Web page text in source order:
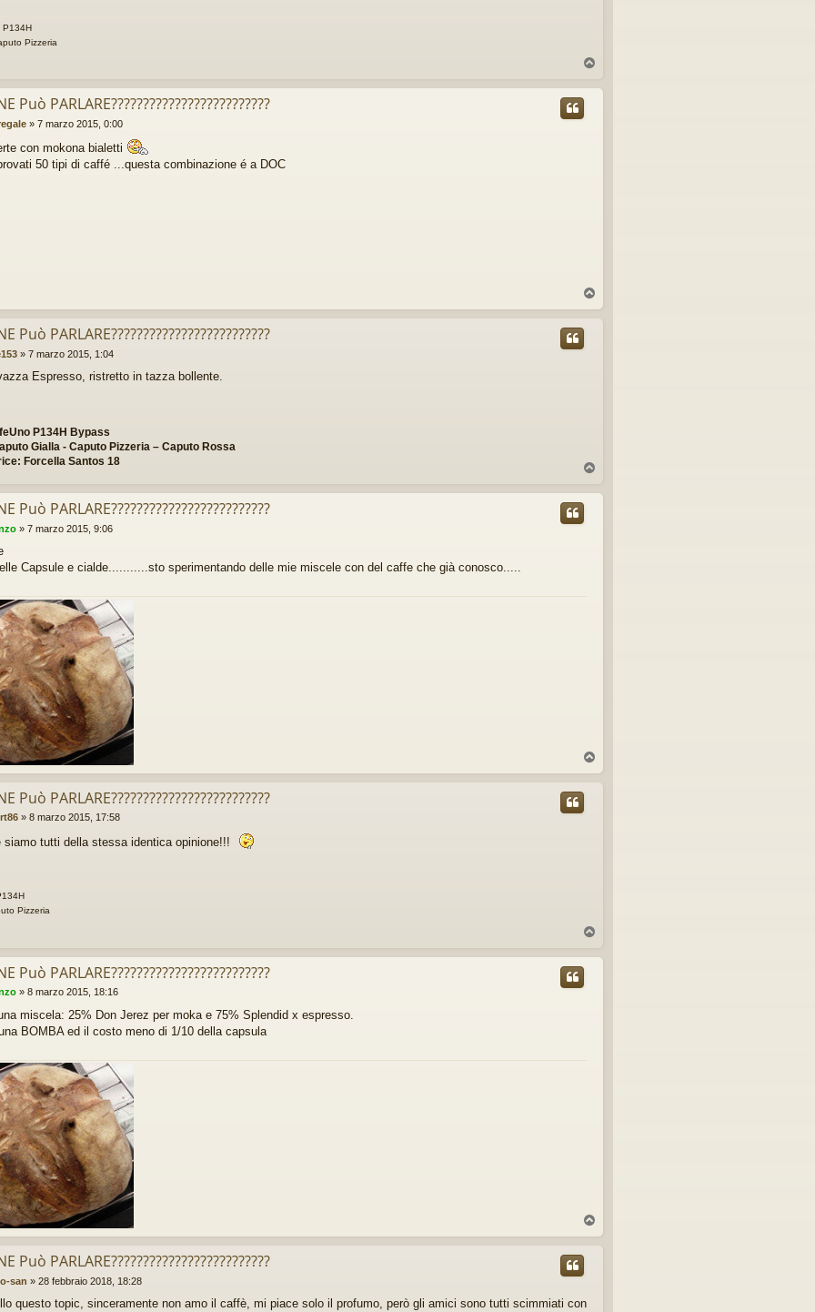
P134H
Pizzeria
p
Può PARLARE?????????????????????????
» 7 marzo 2015, 0:00
con mokona bialetti
50 tipi di caffé ...questa combinazione é a DOC
o
p
Può PARLARE?????????????????????????
» 7 marzo 2015, 1:04
Espresso, ristretto in tazza bollente.
P134H Bypass
Gialla - Caputo Pizzeria – Caputo Rossa
Forcella Santos 18
p
Può PARLARE?????????????????????????
» 7 marzo 2015, 9:06
Capsule e cialde...........sto sperimentando delle mie miscele con del caffe che già conosco.....
o
p
Può PARLARE?????????????????????????
» 8 marzo 2015, 17:58
siamo tutti della stessa identica opinione!!!
Pizzeria
p
Può PARLARE?????????????????????????
» 8 marzo 2015, 18:16
miscela: 25% Don Jerez per moka e 75% Splendid x espresso.
BOMBA ed il costo meno di 1/10 della capsula
o
p
Può PARLARE?????????????????????????
san » 28 febbraio 2018, 18:28
questo topic, sinceramente non amo il caffè, mi piace solo il profumo, però gli amici sono tutti scimmiati con